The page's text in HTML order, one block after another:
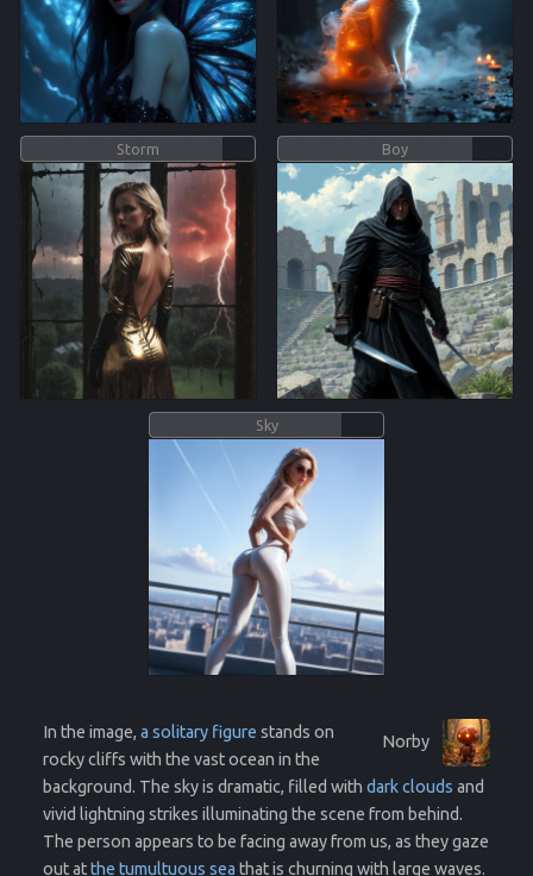
Storm Boy
Sky
Norby
In the image, a solitary figure stands on
rocky cliffs with the vast ocean in the
background. The sky is dramatic, filled with dark clouds and
vivid lightning strikes illuminating the scene from behind.
The person appears to be facing away from us, as they gaze
out atthe tumultuous sea that is churning with large waves.